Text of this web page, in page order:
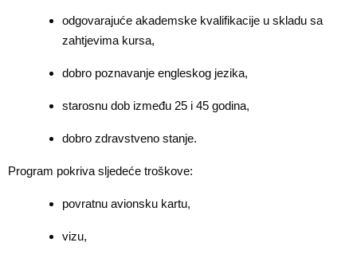
odgovarajuće akademske kvalifikacije u skladu sa
zahtjevima kursa,
dobro poznavanje engleskog jezika,
starosnu dob između 25 i 45 godina,
dobro zdravstveno stanje.
Program pokriva sljedeće troškove:
povratnu avionsku kartu,
vizu,